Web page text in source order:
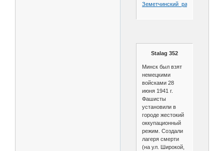
Земетчинский_район
Stalag 352
Минск был взят
немецкими
войсками 28
июня 1941 г.
Фашисты
установили в
городе жестокий
оккупационный
режим. Создали
лагеря смерти
(на ул. Широкой,